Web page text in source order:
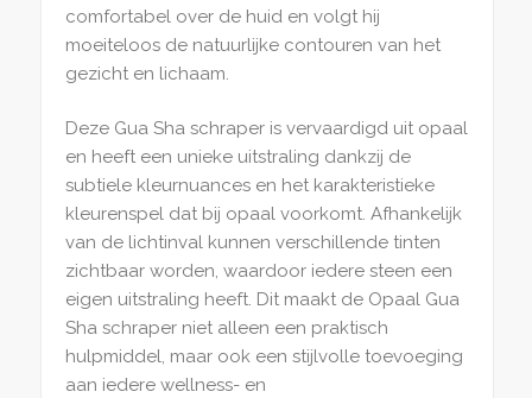
comfortabel over de huid en volgt hij
moeiteloos de natuurlijke contouren van het
gezicht en lichaam.
Deze Gua Sha schraper is vervaardigd uit opaal
en heeft een unieke uitstraling dankzij de
subtiele kleurnuances en het karakteristieke
kleurenspel dat bij opaal voorkomt. Afhankelijk
van de lichtinval kunnen verschillende tinten
zichtbaar worden, waardoor iedere steen een
eigen uitstraling heeft. Dit maakt de Opaal Gua
Sha schraper niet alleen een praktisch
hulpmiddel, maar ook een stijlvolle toevoeging
aan iedere wellness- en